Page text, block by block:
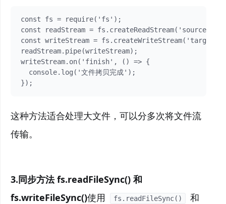
const fs = require('fs');
const readStream =
const writeStream =
readStream.pipe(writeStream);
writeStream.on('finish', () => {
  console.log('文件拷贝完成');
});
这种方法适合处理大文件，可以分多次将文件流
传输。
3.同步方法 fs.readFileSync() 和
fs.writeFileSync()使用 fs.readFileSync() 和